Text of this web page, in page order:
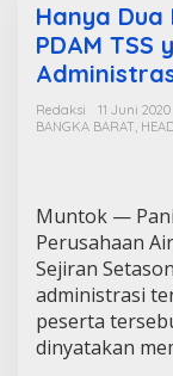
Hanya
PDAM TSS
Redaksi
11 Juni 2020
BANGKA BARAT,
Muntok —
Perusahaan
Sejiran
administrasi
peserta
dinyatakan